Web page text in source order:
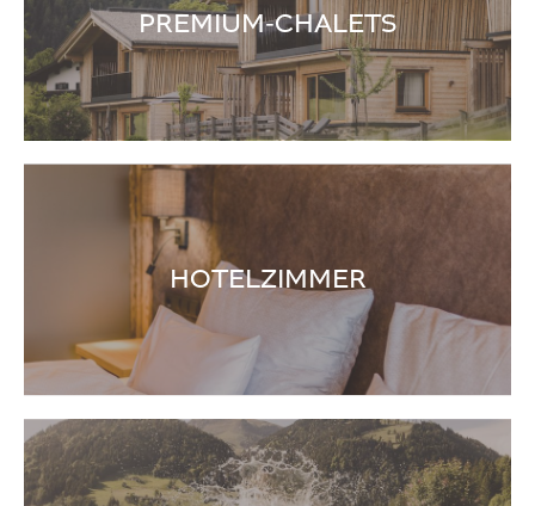
ERLEBEN & ENTDECKEN
PREMIUM-CHALETS
HOTELZIMMER